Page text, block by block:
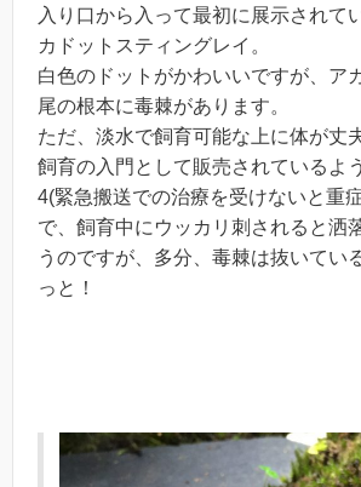
入り口から入って最初に展示されて
カドットスティングレイ。
白色のドットがかわいいですが、ア
尾の根本に毒棘があります。
ただ、淡水で飼育可能な上に体が丈
飼育の入門として販売されているよ
4(緊急搬送での治療を受けないと重
で、飼育中にウッカリ刺されると洒
うのですが、多分、毒棘は抜いてい
っと！